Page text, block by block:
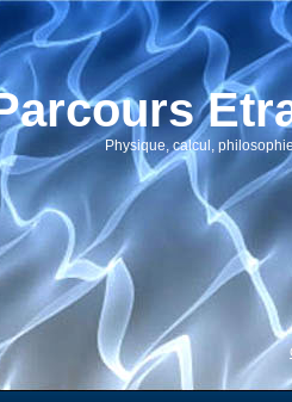
Physique, calcul,